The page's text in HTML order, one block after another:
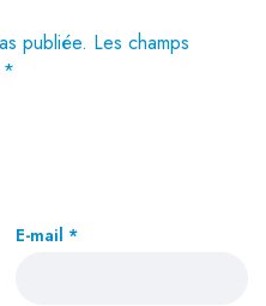
publiée. Les champs
*
E-mail *